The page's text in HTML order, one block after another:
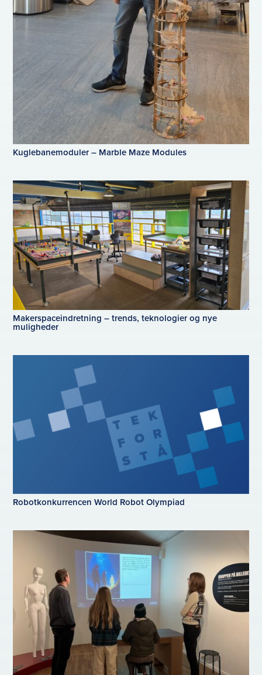
Kuglebanemoduler – Marble Maze Modules
Makerspaceindretning – trends, teknologier og nye
muligheder
Robotkonkurrencen World Robot Olympiad